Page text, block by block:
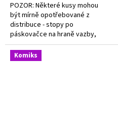
POZOR: Některé kusy mohou
být mírně opotřebované z
distribuce - stopy po
páskovačce na hraně vazby,
mírné naražení apod. Stan Lee,
Jack Kirby - celobarevný
dobový komiks o začátcích
Komiks